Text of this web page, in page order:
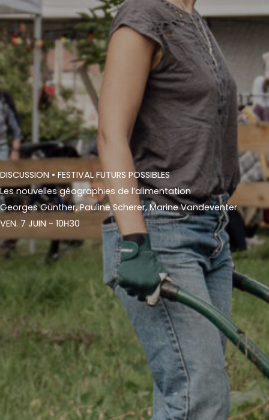
DISCUSSION • FESTIVAL FUTURS POSSIBLES
Les nouvelles géographies de l’alimentation
Georges Günther, Pauline Scherer, Marine Vandeventer
VEN. 7 JUIN - 10H30